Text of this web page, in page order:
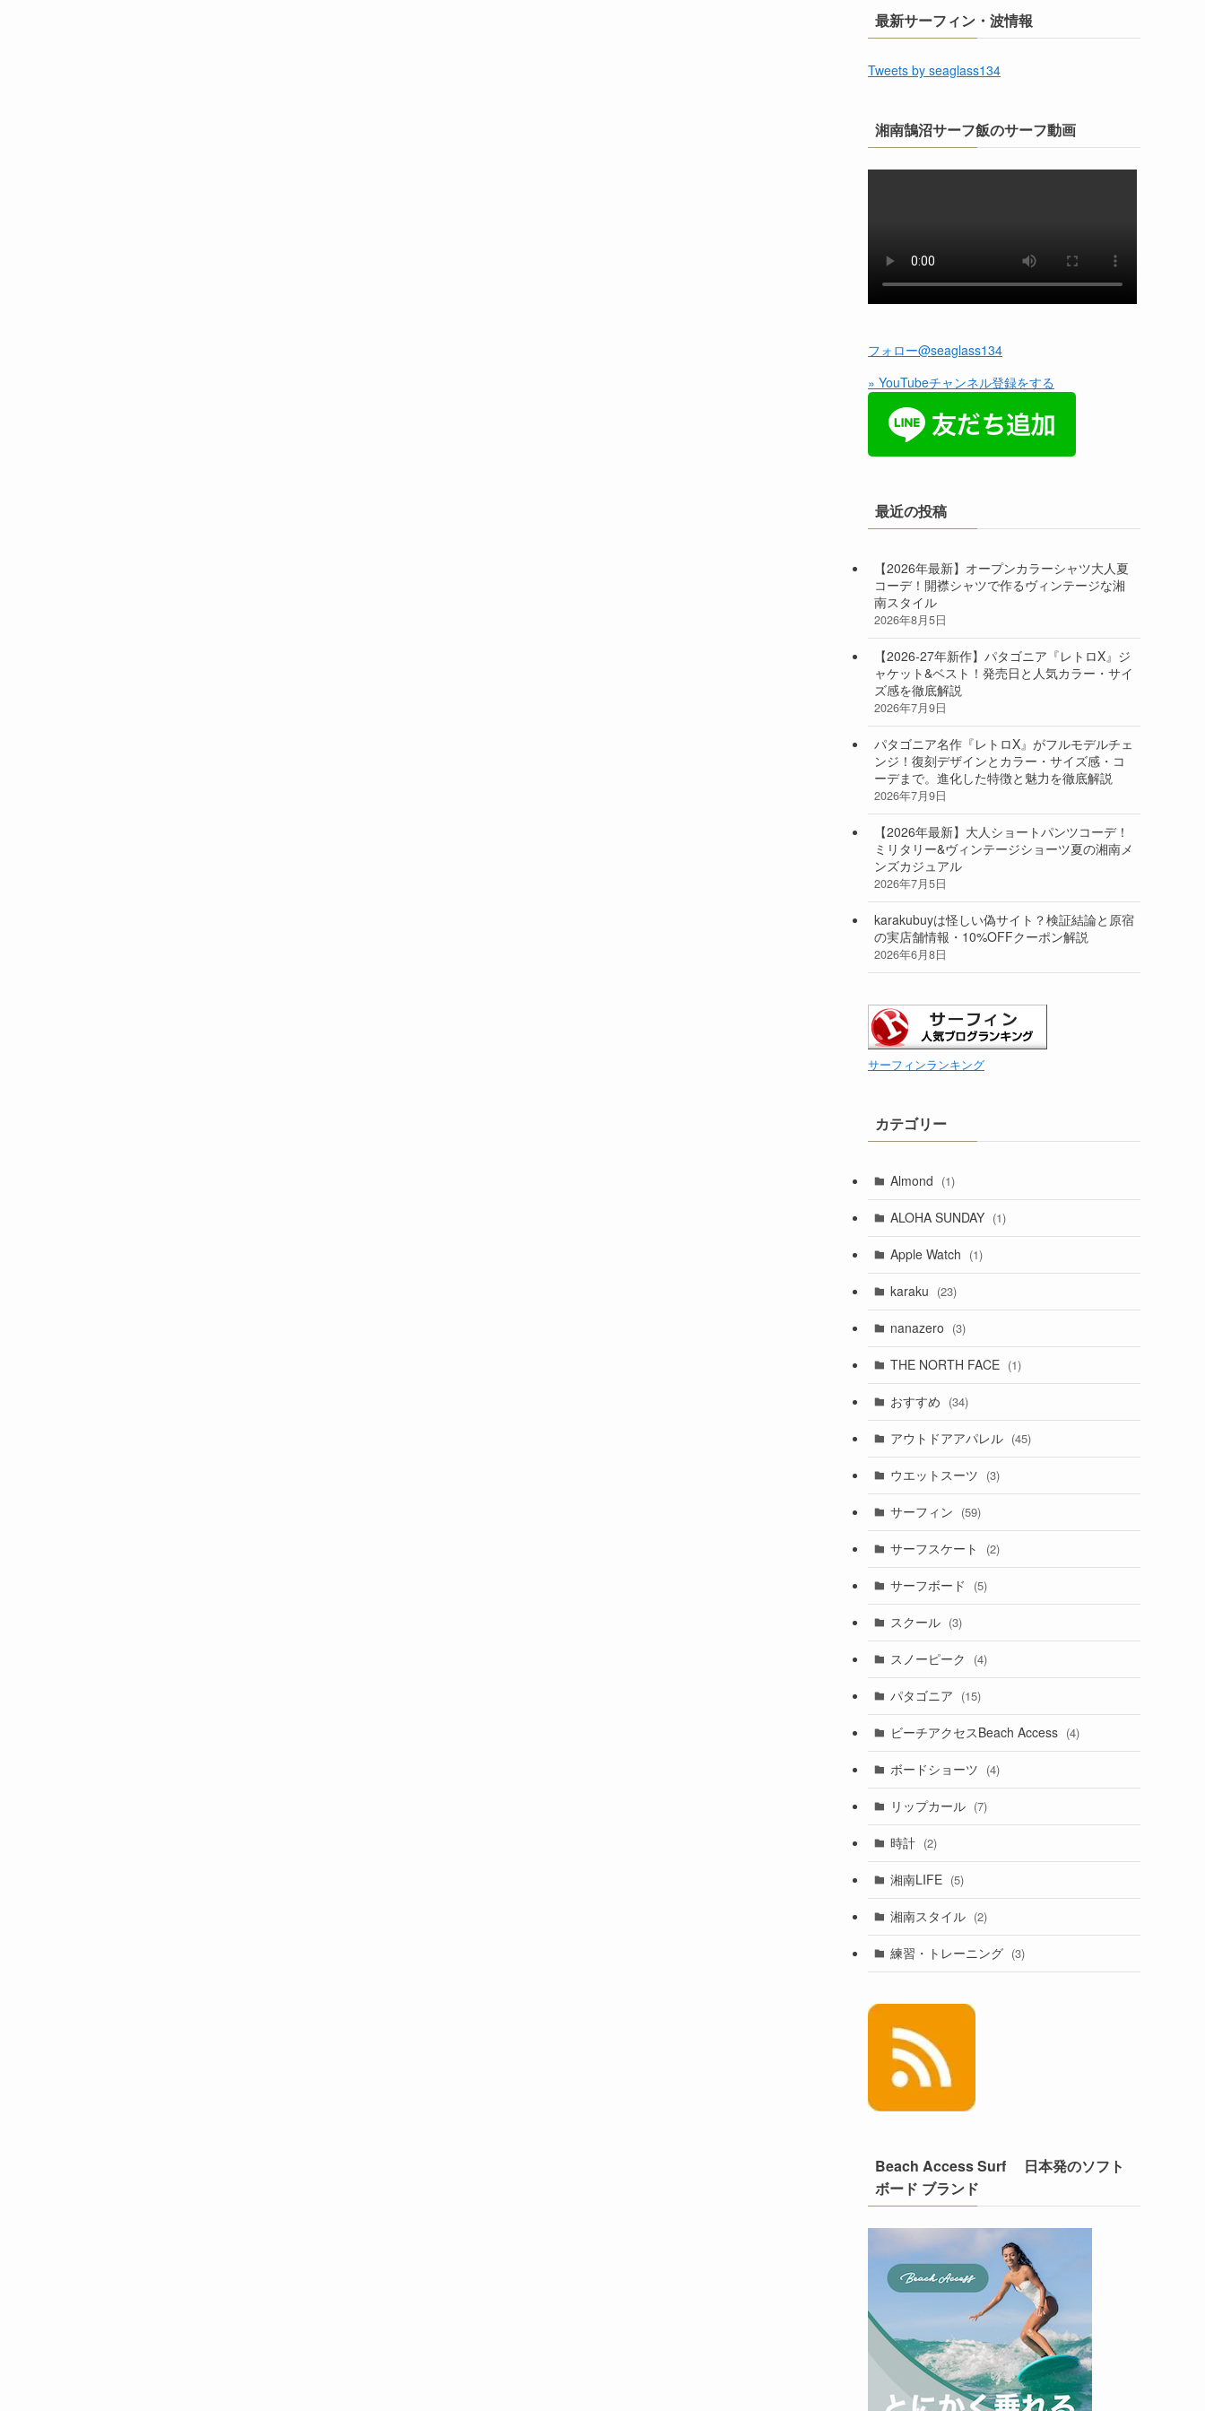
最新サーフィン・波情報
Tweets by seaglass134
湘南鵠沼サーフ飯のサーフ動画
フォロー@seaglass134
» YouTubeチャンネル登録をする
最近の投稿
【2026年最新】オープンカラーシャツ大人夏
コーデ！開襟シャツで作るヴィンテージな湘
南スタイル
2026年8月5日
【2026-27年新作】パタゴニア『レトロX』ジ
ャケット&ベスト！発売日と人気カラー・サイ
ズ感を徹底解説
2026年7月9日
パタゴニア名作『レトロX』がフルモデルチェ
ンジ！復刻デザインとカラー・サイズ感・コ
ーデまで。進化した特徴と魅力を徹底解説
2026年7月9日
【2026年最新】大人ショートパンツコーデ！
ミリタリー&ヴィンテージショーツ夏の湘南メ
ンズカジュアル
2026年7月5日
karakubuyは怪しい偽サイト？検証結論と原宿
の実店舗情報・10%OFFクーポン解説
2026年6月8日
サーフィンランキング
カテゴリー
Almond (1)
ALOHA SUNDAY (1)
Apple Watch (1)
karaku (23)
nanazero (3)
THE NORTH FACE (1)
おすすめ (34)
アウトドアアパレル (45)
ウエットスーツ (3)
サーフィン (59)
サーフスケート (2)
サーフボード (5)
スクール (3)
スノーピーク (4)
パタゴニア (15)
ビーチアクセスBeach Access (4)
ボードショーツ (4)
リップカール (7)
時計 (2)
湘南LIFE (5)
湘南スタイル (2)
練習・トレーニング (3)
Beach Access Surf 日本発のソフト
ボード ブランド